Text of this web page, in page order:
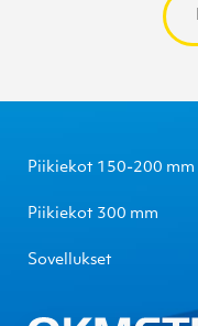
Piikiekot 150-200 mm
Piikiekot 300 mm
Sovellukset